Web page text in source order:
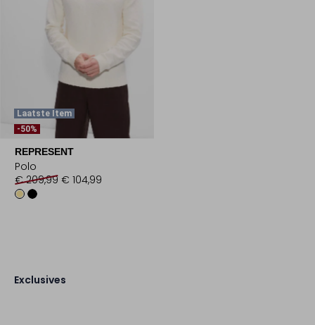
Laatste Item
-50%
REPRESENT
Polo
€ 209,99 € 104,99
Exclusives